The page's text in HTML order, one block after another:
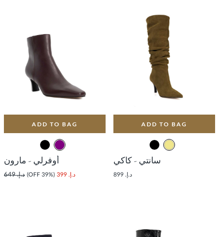
ADD TO BAG
سانتي - كاكي
د.إ. 899
ADD TO BAG
أوفرلي - مارون
د.إ. 399 (39% OFF) د.إ. 649